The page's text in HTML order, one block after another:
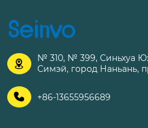

№ 310, № 399, Синьхуа
Симэй, город Наньань,
 +86-13655956689